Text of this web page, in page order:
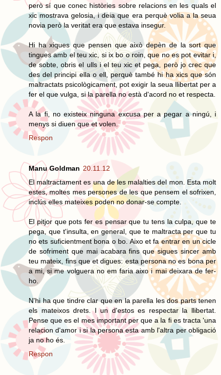
però sí que conec històries sobre relacions en les quals el
xic mostrava gelosia, i deia que era perquè volia a la seua
novia però la veritat era que estava insegur.
Hi ha xiques que pensen que això depèn de la sort que
tingues amb el teu xic, si ix bo o roin, que no es pot evitar i,
de sobte, obris el ulls i el teu xic et pega, però jo crec que
des del principi ella o ell, perquè també hi ha xics que són
maltractats psicològicament, pot exigir la seua llibertat per a
fer el que vulga, si la parella no està d'acord no et respecta.
A la fi, no existeix ninguna excusa per a pegar a ningú, i
menys si diuen que et volen.
Respon
Manu Goldman 20.11.12
El maltractament es una de les malalties del mon. Esta molt
estes, moltes mes persones de les que pensem el sofrixen,
inclús elles mateixes poden no donar-se compte.
El pitjor que pots fer es pensar que tu tens la culpa, que te
pega, que t'insulta, en general, que te maltracta per que tu
no ets suficientment bona o bo. Aixo et fa entrar en un cicle
de sofriment que mai acabara fins que sigues sincer amb
teu mateix, fins que et digues: esta persona no es bona per
a mi, si me volguera no em faria aixo i mai deixara de fer-
ho.
N'hi ha que tindre clar que en la parella les dos parts tenen
els mateixos drets. I un d'estos es respectar la llibertat.
Pense que es el mes important per que a la fi es tracta 'una
relacion d'amor i si la persona esta amb l'altra per obligació
ja no ho és.
Respon